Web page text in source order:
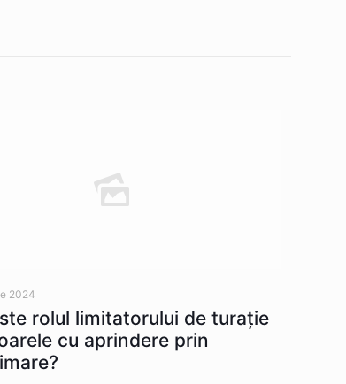
2024
rolul limitatorului de turație
cu aprindere prin